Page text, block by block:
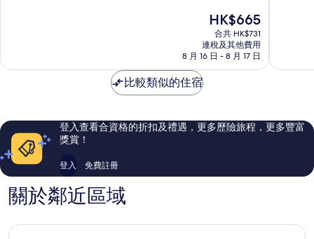
心
卓
評
價
篇
評
現
售
HK$665
HK$665
合共 HK$731
連稅及其他費用
8 月 16 日 - 8 月 17 日
完
評
價
比較類似的住宿
登入查看合資格的折扣及禮遇，更多歷險旅程，更多豐富
獎賞！
登入 免費註冊
關於鄰近區域